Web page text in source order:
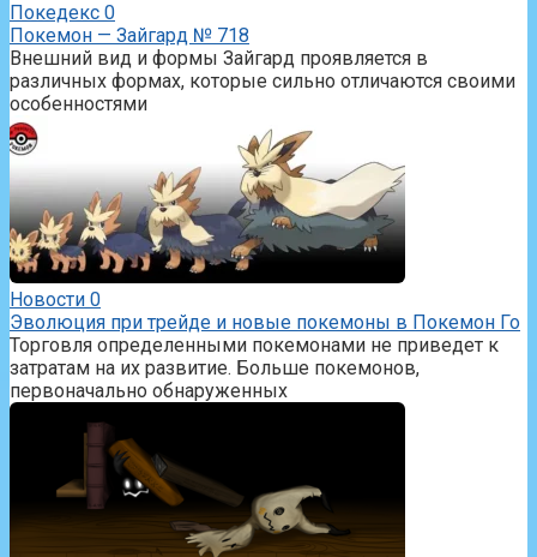
Покедекс 0
Покемон — Зайгард № 718
Внешний вид и формы Зайгард проявляется в
различных формах, которые сильно отличаются своими
особенностями
Новости 0
Эволюция при трейде и новые покемоны в Покемон Го
Торговля определенными покемонами не приведет к
затратам на их развитие. Больше покемонов,
первоначально обнаруженных